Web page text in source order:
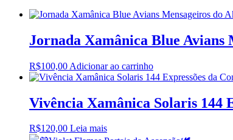
Jornada Xamânica Blue Avians
R$100,00 Adicionar ao carrinho
Vivência Xamânica Solaris 144
R$120,00 Leia mais